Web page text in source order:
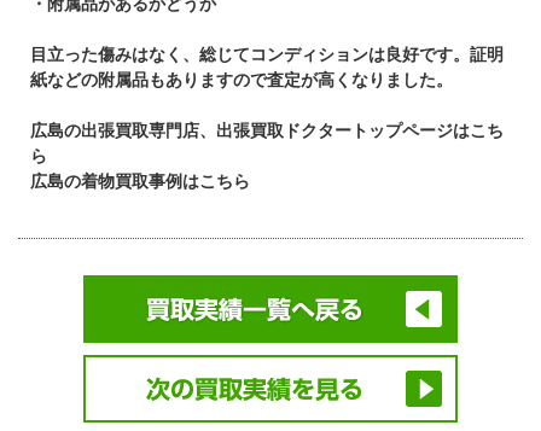
目立った傷みはなく、総じてコンディションは良好です。証明
紙などの附属品もありますので査定が高くなりました。
広島の出張買取専門店、出張買取ドクタートップページはこち
ら
広島の着物買取事例はこちら